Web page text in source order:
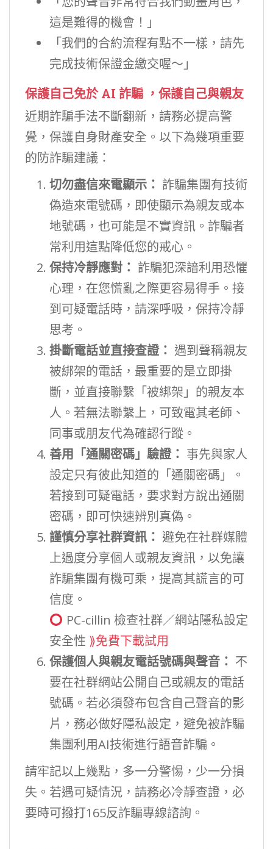
這是難得的機會！」
「我們的合約流程有點不一樣，請先
完成技術保證金繳交喔～」
保護自己免於 AI 詐騙 ，保護自己與親友
近期詐騙手法不斷翻新，請務必提高警
覺，保護自身財產安全。以下為幾項重要
的防詐騙建議：
切勿盡信來電顯示： 詐騙集團有技術
偽造來電號碼，即使顯示為親友或本
地號碼，也可能是不實資訊。詐騙者
常利用這點降低您的戒心。
保持冷靜應對： 詐騙犯深諳利用恐懼
心理，在您慌亂之際更容易得手。接
到可疑電話時，請深呼吸，保持冷靜
思考。
掛斷電話並直接查證： 遇到聲稱親友
被綁架的電話，最重要的是立即掛
斷，並直接聯繫「被綁架」的親友本
人。若無法聯繫上，可致電其老師、
同事或朋友代為確認行蹤。
善用「通關密碼」驗證： 事先與家人
設定只有彼此知道的「通關密碼」。
若接到可疑電話，要求對方說出通關
密碼，即可快速辨別真偽。
謹慎分享社群資訊： 避免在社群媒體
上過度分享個人或親友資訊，以免讓
詐騙集團有機可乘，提高其謊言的可
信度。
PC-cillin 檢查社群／網站隱私設定
安全性 ⟫免費下載試用
保護個人與親友電話號碼與聲音： 不
要在社群網站公開自己或親友的電話
號碼。若必須發布包含自己聲音的影
片，務必做好隱私設定，避免被詐騙
集團利用AI技術進行語音詐騙。
請牢記以上幾點，多一分警惕，少一分損
失。若遇可疑情況，請務必冷靜查證，必
要時可撥打165反詐騙專線諮詢。